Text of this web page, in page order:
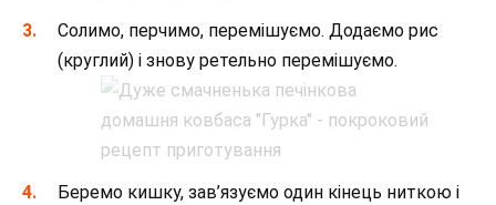
Солимо, перчимо, перемішуємо. Додаємо рис
(круглий) і знову ретельно перемішуємо.
Беремо кишку, зав’язуємо один кінець ниткою і